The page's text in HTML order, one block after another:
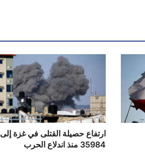
ارتفاع حصيلة القتلى في غزة إلى
35984 منذ اندلاع الحرب